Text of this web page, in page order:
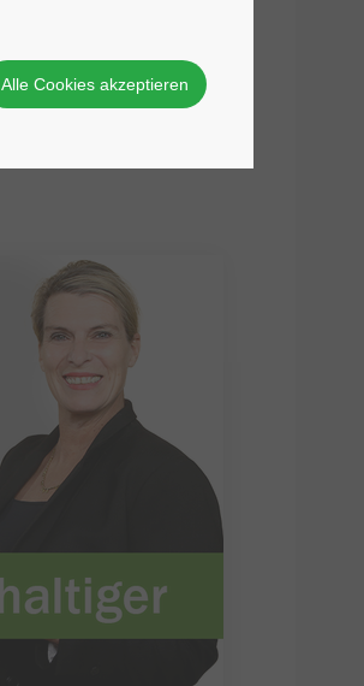
Alle Cookies akzeptieren